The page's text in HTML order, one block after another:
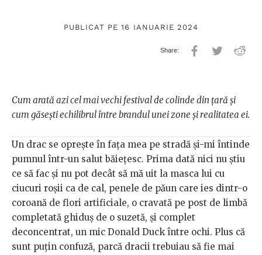
PUBLICAT PE 16 IANUARIE 2024
Cum arată azi cel mai vechi festival de colinde din țară și
cum găsești echilibrul între brandul unei zone și realitatea ei.
Un drac se oprește în fața mea pe stradă și-mi întinde
pumnul într-un salut băiețesc. Prima dată nici nu știu
ce să fac și nu pot decât să mă uit la masca lui cu
ciucuri roșii ca de cal, penele de păun care ies dintr-o
coroană de flori artificiale, o cravată pe post de limbă
completată ghiduș de o suzetă, și complet
deconcentrat, un mic Donald Duck între ochi. Plus că
sunt puțin confuză, parcă dracii trebuiau să fie mai